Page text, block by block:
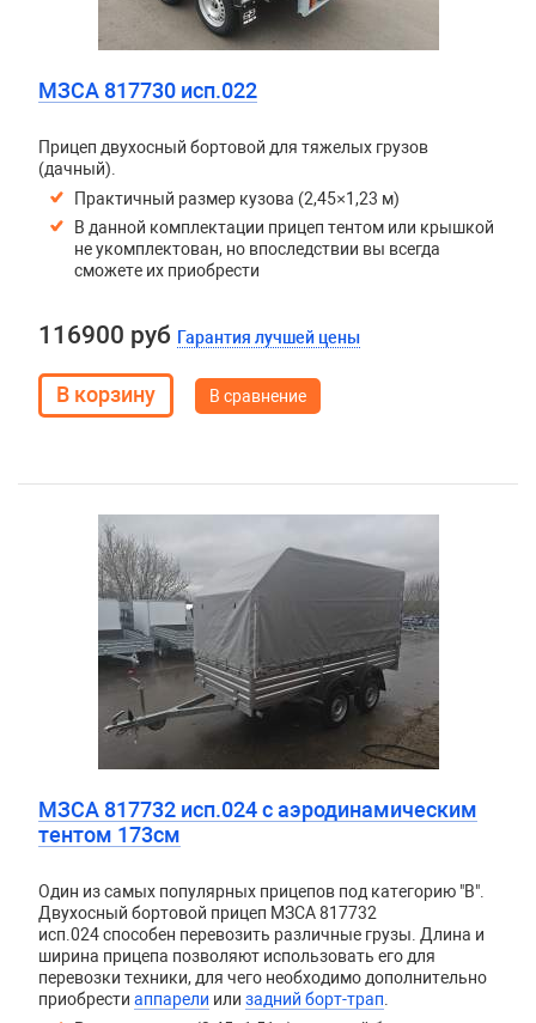
МЗСА 817730 исп.022
Прицеп двухосный бортовой для тяжелых грузов
(дачный).
Практичный размер кузова (2,45×1,23 м)
В данной комплектации прицеп тентом или крышкой
не укомплектован, но впоследствии вы всегда
сможете их приобрести
116900 руб Гарантия лучшей цены
В сравнение
МЗСА 817732 исп.024 с аэродинамическим
тентом 173см
Один из самых популярных прицепов под категорию "В".
Двухосный бортовой прицеп МЗСА 817732
исп.024способен перевозить различные грузы. Длина и
ширина прицепа позволяют использовать его для
перевозки техники, для чего необходимо дополнительно
приобрести аппарели или задний борт-трап